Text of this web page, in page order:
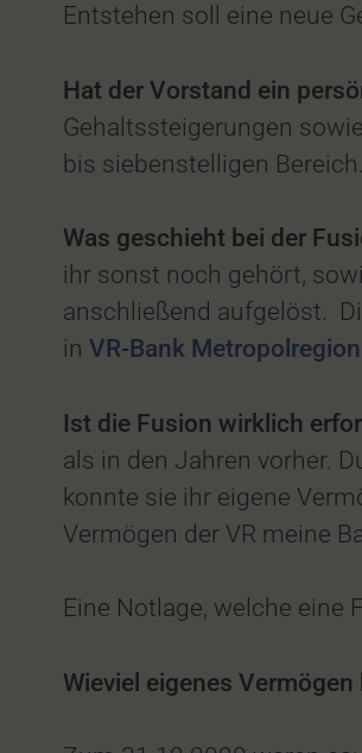
Entstehen soll eine neue
Hat der Vorstand ein
Gehaltssteigerungen
bis siebenstelligen Bereich.
Was geschieht bei der
ihr sonst noch gehört,
anschließend aufgelöst.
in VR-Bank
Ist die Fusion wirklich
als in den Jahren vorher.
konnte sie ihr eigene
Vermögen der VR meine
Eine Notlage, welche
Wieviel eigenes